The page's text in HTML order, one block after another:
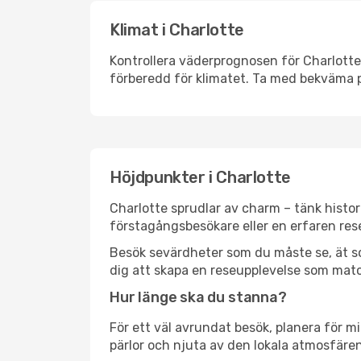
Klimat i Charlotte
Kontrollera väderprognosen för
förberedd för klimatet. Ta med bekväma
Höjdpunkter i Charlotte
Charlotte sprudlar av charm – tänk
förstagångsbesökare eller en erfaren
Besök sevärdheter som du måste se, ät
dig att skapa en reseupplevelse som
Hur länge ska du stanna?
För ett väl avrundat besök, planera för
pärlor och njuta av den lokala